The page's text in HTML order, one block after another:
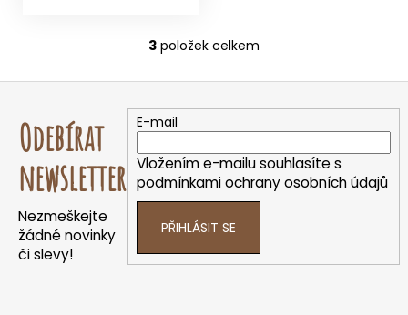
O
v
á
d
a
c
í
r
v
y
3 položek celkem
Odebírat
newsletter
Nezmeškejte
žádné novinky
či slevy!
E-mail
Vložením e-mailu souhlasíte s
podmínkami ochrany osobních údajů
PŘIHLÁSIT SE